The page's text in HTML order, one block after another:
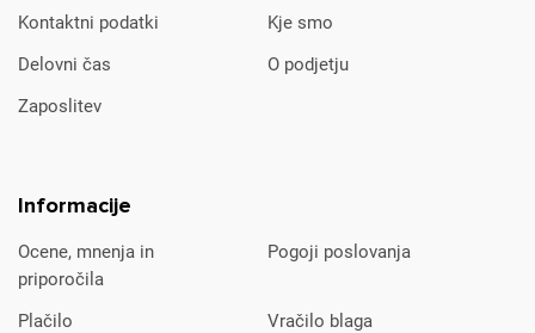
Kontaktni podatki
Kje smo
Delovni čas
O podjetju
Zaposlitev
Informacije
Ocene, mnenja in
priporočila
Pogoji poslovanja
Plačilo
Vračilo blaga